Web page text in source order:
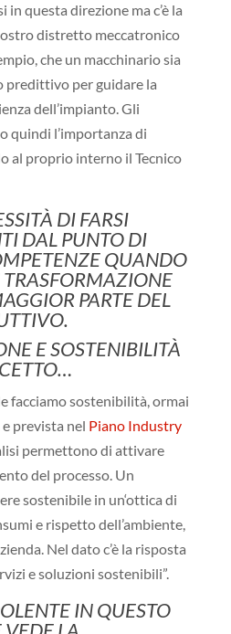
questa direzione ma c’è la
distretto meccatronico
che un macchinario sia
per guidare la
dell’impianto. Gli
quindi l’importanza di
al proprio interno il Tecnico
DI FARSI
DAL PUNTO DI
QUANDO
TRASFORMAZIONE
PARTE DEL
E SOSTENIBILITÀ
facciamo sostenibilità, ormai
prevista nel Piano Industry
permettono di attivare
del processo. Un
sostenibile in un‘ottica di
e rispetto dell’ambiente,
Nel dato c’è la risposta
e soluzioni sostenibili”.
IN QUESTO